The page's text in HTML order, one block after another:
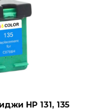
HP 131, 135